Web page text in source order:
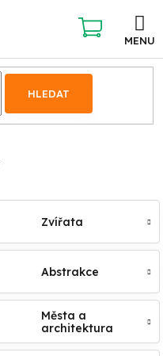
HLEDAT
NÁKUPNÍ
KOŠÍK
Zvířata
Abstrakce
Města a
architektura